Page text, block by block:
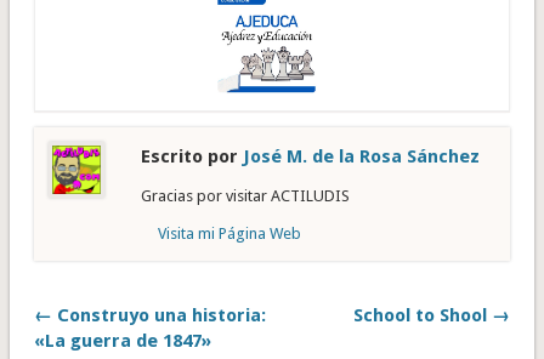
Escrito por José M. de la Rosa Sánchez
Gracias por visitar ACTILUDIS
Visita mi Página Web
← Construyo una historia:
«La guerra de 1847»
School to Shool →